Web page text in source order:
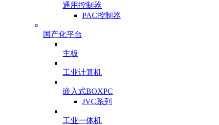
通用控制器
PAC控制器
国产化平台
主板
工业计算机
嵌入式BOXPC
JVC系列
工业一体机